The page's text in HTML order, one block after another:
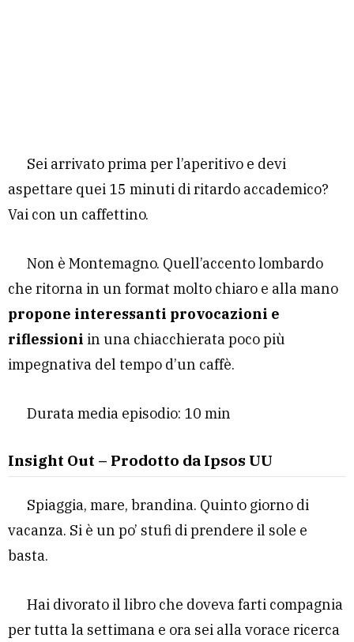
Sei arrivato prima per l’aperitivo e devi
aspettare quei 15 minuti di ritardo accademico?
Vai con un caffettino.
Non è Montemagno. Quell’accento lombardo
che ritorna in un format molto chiaro e alla mano
propone interessanti provocazioni e
riflessioni in una chiacchierata poco più
impegnativa del tempo d’un caffè.
Durata media episodio: 10 min
Insight Out – Prodotto da Ipsos UU
Spiaggia, mare, brandina. Quinto giorno di
vacanza. Si è un po’ stufi di prendere il sole e
basta.
Hai divorato il libro che doveva farti compagnia
per tutta la settimana e ora sei alla vorace ricerca